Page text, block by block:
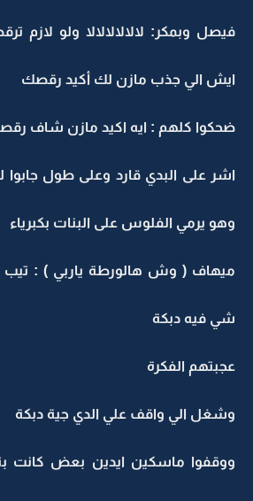
فيصل وبمكر: لالالالالالا ولو لازم
ايش الي جذب مازن لك أكيد رقصك
ضحكوا كلهم : ايه اكيد مازن شاف
اشر على البدي قارد وعلى طول
وهو يرمي الفلوس على البنات بكبرياء
ميهاف ( وش هالورطة ياربي ) : تيب
شي فيه دبكة
عجبتهم الفكرة
وشغل الي واقف علي الدي جية دبكة
ووقفوا ماسكين ايدين بعض كانت